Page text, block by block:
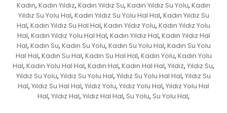
Kadın, Kadın Yıldız, Kadın Yıldız Su, Kadın Yıldız Su Yolu, Kadın
Yıldız Su Yolu Hal, Kadın Yıldız Su Yolu Hal Hal, Kadın Yıldız Su
Hal, Kadın Yıldız Su Hal Hal, Kadın Yıldız Yolu, Kadın Yıldız Yolu
Hal, Kadın Yıldız Yolu Hal Hal, Kadın Yıldız Hal, Kadın Yıldız Hal
Hal, Kadın Su, Kadın Su Yolu, Kadın Su Yolu Hal, Kadın Su Yolu
Hal Hal, Kadın Su Hal, Kadın Su Hal Hal, Kadın Yolu, Kadın Yolu
Hal, Kadın Yolu Hal Hal, Kadın Hal, Kadın Hal Hal, Yıldız, Yıldız Su,
Yıldız Su Yolu, Yıldız Su Yolu Hal, Yıldız Su Yolu Hal Hal, Yıldız Su
Hal, Yıldız Su Hal Hal, Yıldız Yolu, Yıldız Yolu Hal, Yıldız Yolu Hal
Hal, Yıldız Hal, Yıldız Hal Hal, Su Yolu, Su Yolu Hal,